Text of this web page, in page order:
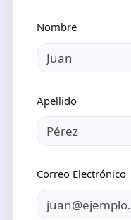
Nombre
Apellido
Correo Electrónico